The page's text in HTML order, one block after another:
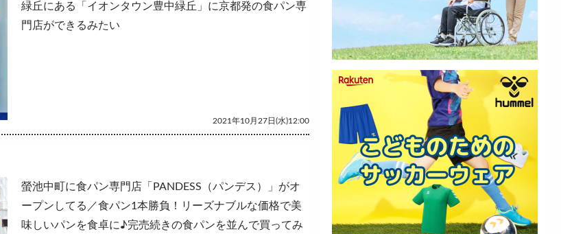
緑丘にある「イオンタウン豊中緑丘」に京都発の食パン専
門店ができるみたい
2021年10月27日(水)12:00
螢池中町に食パン専門店「PANDESS（パンデス）」がオ
ープンしてる／食パン1本勝負！リーズナブルな価格で美
味しいパンを食卓に♪完売続きの食パンを並んで買ってみ